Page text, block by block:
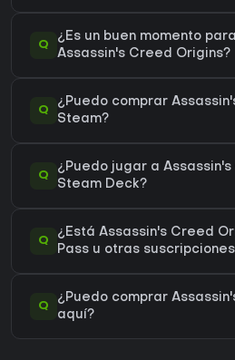
Q
¿Es un buen momento
Assassin's Creed Origins?
Q
¿Puedo comprar
Steam?
Q
¿Puedo jugar a
Steam Deck?
Q
¿Está Assassin's Creed
Pass u otras
Q
¿Puedo comprar
aquí?